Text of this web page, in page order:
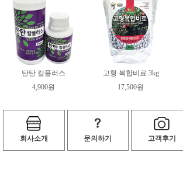
탄탄 칼플러스
4,900원
고형 복합비료 3kg
17,500원
회사소개 문의하기 고객후기